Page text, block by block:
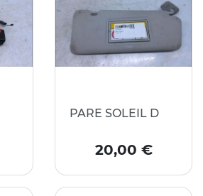
PARE SOLEIL D
Prix
20,00 €